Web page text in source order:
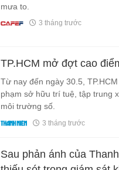
mưa to.
3 tháng trước
TP.HCM mở đợt cao
Từ nay đến ngày 30.5,
phạm sở hữu trí tuệ, tập trung
môi trường số.
3 tháng trước
Sau phản ánh của